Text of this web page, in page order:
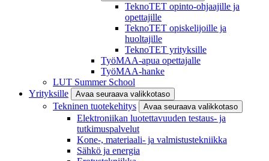
TeknoTET opinto-ohjaajille ja
opettajille
TeknoTET opiskelijoille ja
huoltajille
TeknoTET yrityksille
TyöMAA-apua opettajalle
TyöMAA-hanke
LUT Summer School
Yrityksille
Avaa seuraava valikkotaso
Tekninen tuotekehitys Avaa seuraava valikkotaso
Elektroniikan luotettavuuden testaus- ja
tutkimuspalvelut
Kone-, materiaali- ja valmistustekniikka
Sähkö ja energia